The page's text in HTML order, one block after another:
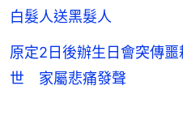
白髮人送黑髮人
原定2日後辦生日會突傳
世 家屬悲痛發聲